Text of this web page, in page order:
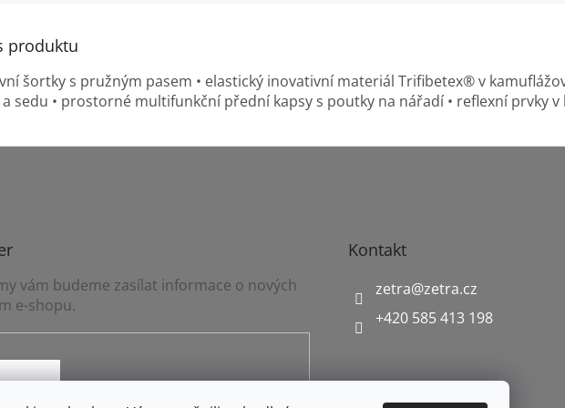
produktu
šortky s pružným pasem • elastický inovativní materiál Trifibetex® v
sedu • prostorné multifunkční přední kapsy s poutky na nářadí • reflexní prvky
vám budeme zasílat informace o nových
e-shopu.
Kontakt
zetra@zetra.cz
+420 585 413 198